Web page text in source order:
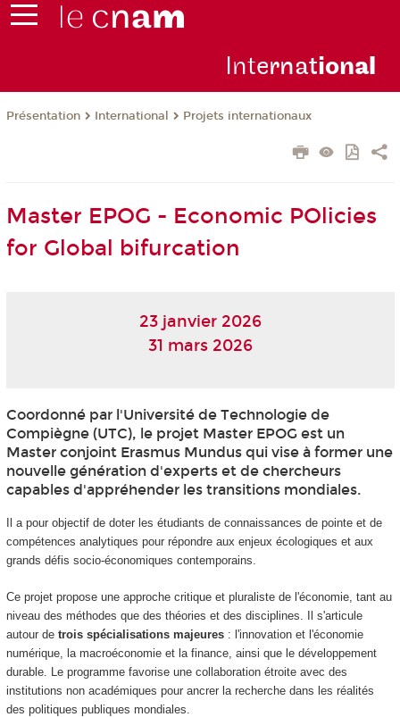
International
Présentation International Projets internationaux
Master EPOG - Economic POlicies
for Global bifurcation
23 janvier 2026
31 mars 2026
Coordonné par l'Université de Technologie de
Compiègne (UTC), le projet Master EPOG est un
Master conjoint Erasmus Mundus qui vise à former une
nouvelle génération d'experts et de chercheurs
capables d'appréhender les transitions mondiales.
Il a pour objectif de doter les étudiants de connaissances de pointe et de
compétences analytiques pour répondre aux enjeux écologiques et aux
grands défis socio-économiques contemporains.
Ce projet propose une approche critique et pluraliste de l'économie, tant au
niveau des méthodes que des théories et des disciplines. Il s'articule
autour de trois spécialisations majeures: l'innovation et l'économie
numérique, la macroéconomie et la finance, ainsi que le développement
durable. Le programme favorise une collaboration étroite avec des
institutions non académiques pour ancrer la recherche dans les réalités
des politiques publiques mondiales.